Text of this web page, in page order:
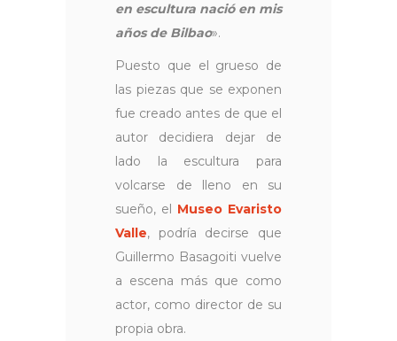
en escultura nació en mis
años de Bilbao».
Puesto que el grueso de
las piezas que se exponen
fue creado antes de que el
autor decidiera dejar de
lado la escultura para
volcarse de lleno en su
sueño, el Museo Evaristo
Valle, podría decirse que
Guillermo Basagoiti vuelve
a escena más que como
actor, como director de su
propia obra.